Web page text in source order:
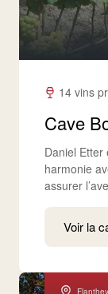
14 vins
Cave
Daniel Etter
harmonie
assurer
Voir la
Flanthey